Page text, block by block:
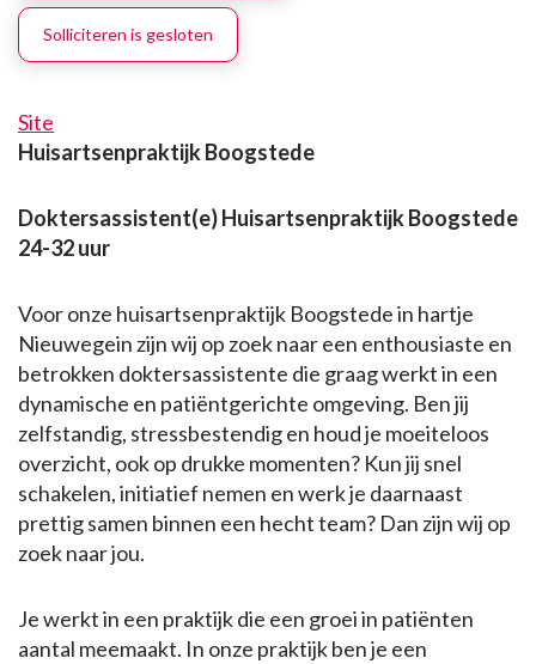
Solliciteren is gesloten
Site
Huisartsenpraktijk Boogstede
Doktersassistent(e) Huisartsenpraktijk Boogstede
24-32 uur
Voor onze huisartsenpraktijk Boogstede in hartje
Nieuwegein zijn wij op zoek naar een enthousiaste en
betrokken doktersassistente die graag werkt in een
dynamische en patiëntgerichte omgeving. Ben jij
zelfstandig, stressbestendig en houd je moeiteloos
overzicht, ook op drukke momenten? Kun jij snel
schakelen, initiatief nemen en werk je daarnaast
prettig samen binnen een hecht team? Dan zijn wij op
zoek naar jou.
Je werkt in een praktijk die een groei in patiënten
aantal meemaakt. In onze praktijk ben je een